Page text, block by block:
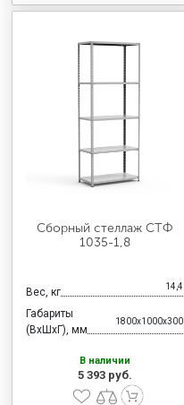
Сборный стеллаж СТФ
1035-1,8
Вес, кг 14,4
Габариты
(ВхШхГ), мм
1800x1000x300
В наличии
5 393 руб.